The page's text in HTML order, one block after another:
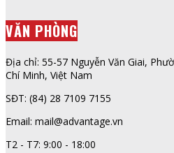
VĂN PHÒNG
Địa chỉ: 55-57 Nguyễn Văn Giai,
Chí Minh, Việt Nam
SĐT: (84) 28 7109 7155
Email: mail@advantage.vn
T2 - T7: 9:00 - 18:00